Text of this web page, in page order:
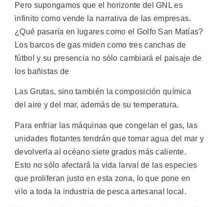
Pero supongamos que el horizonte del GNL es
infinito como vende la narrativa de las empresas.
¿Qué pasaría en lugares como el Golfo San Matías?
Losbarcos de gas miden como tres canchas de
fútbol y su presencia no sólo cambiará el paisaje de
los bañistas de
Las Grutas, sino también la composición química
del aire y del mar, además de su temperatura.
Para enfriar las máquinas que congelan el gas, las
unidades flotantes tendrán que tomar agua del mar y
devolverla al océano siete grados más caliente.
Esto no sólo afectará la vida larval de las especies
que proliferan justo en esta zona, lo que pone en
vilo a toda la industria de pesca artesanal local.